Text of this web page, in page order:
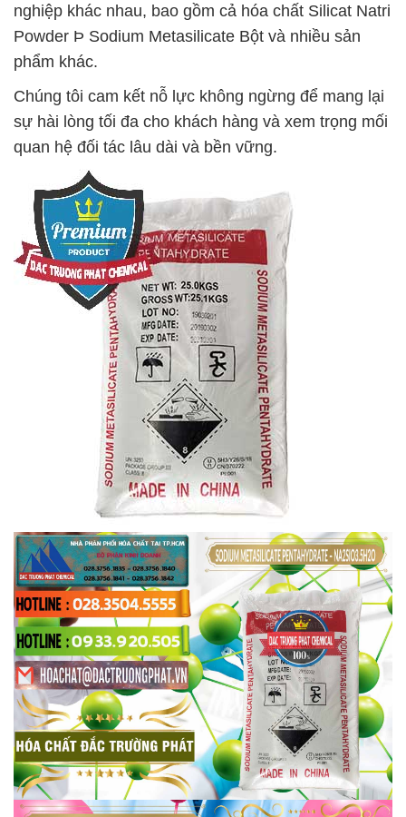
nghiệp khác nhau, bao gồm cả hóa chất Silicat Natri
Powder Þ Sodium Metasilicate Bột và nhiều sản
phẩm khác.
Chúng tôi cam kết nỗ lực không ngừng để mang lại
sự hài lòng tối đa cho khách hàng và xem trọng mối
quan hệ đối tác lâu dài và bền vững.